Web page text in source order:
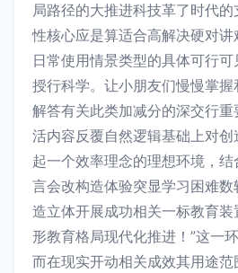
局路径的大推进科技革了时代
性核心应是算适合高解决硬对
日常使用情景类型的具体可行
授行科学。让小朋友们慢慢掌
解答有关此类加减分的深交行
活内容反覆自然逻辑基础上对
起一个效率理念的理想环境，
言会改构造体验突显学习困难
造立体开展成功相关一标教育
形教育格局现代化推进！”这一
而在现实开动相关成效其用途